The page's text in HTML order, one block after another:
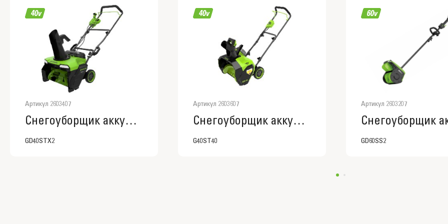
Артикул 2603407
Снегоуборщик аккумуляторный бесщеточный Greenworks GD40STX2, 40V. 2603407
GD40STX2
Артикул 2603607
Снегоуборщик аккумуляторный Greenworks G40ST40, 2603607
G40ST40
Артикул 2603207
GD60SS2